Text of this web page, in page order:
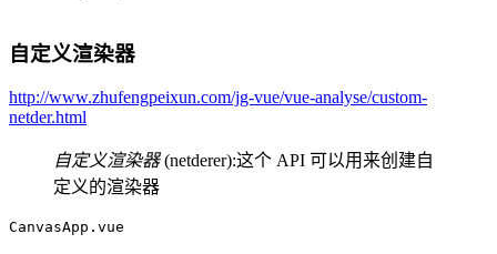
自定义渲染器
http://www.zhufengpeixun.com/jg-vue/vue-analyse/custom-
netder.html
自定义渲染器(netderer):这个 API 可以用来创建自
定义的渲染器
CanvasApp.vue